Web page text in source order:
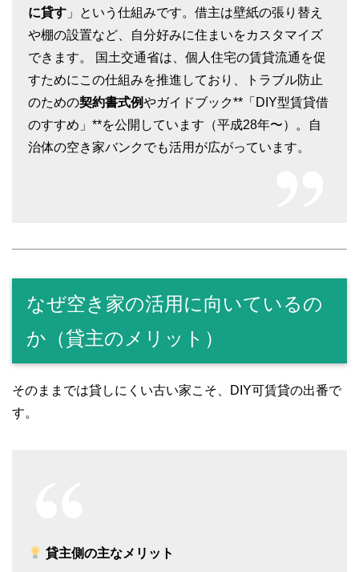
に貸す 」という仕組みです。借主は壁紙の張り替え
や棚の設置など、自分好みに住まいをカスタマイズ
できます。 国土交通省は、個人住宅の賃貸流通を促
すためにこの仕組みを推進しており、トラブル防止
のための契約書式例やガイドブック**「DIY型賃貸借
のすすめ」**を公開しています（平成28年〜）。自
治体の空き家バンクでも活用が広がっています。
なぜ空き家の活用に向いているの
か（貸主のメリット）
そのままでは貸しにくい古い家こそ、DIY可賃貸の出番で
す。
貸主側の主なメリット